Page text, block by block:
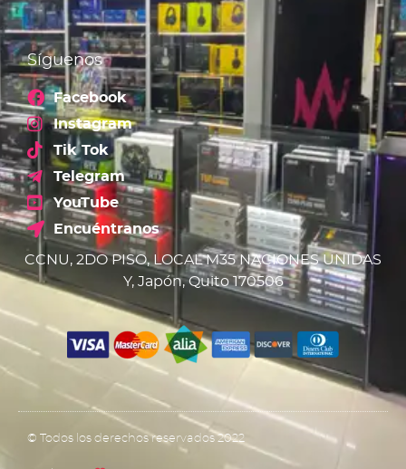
Síguenos
Facebook
Instagram
Tik Tok
Telegram
YouTube
Encuéntranos
CCNU, 2DO PISO, LOCAL M35 NACIONES UNIDAS
Y, Japón, Quito 170506
© Todos los derechos reservados 2022